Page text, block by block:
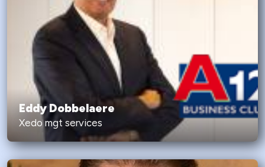
Eddy Dobbelaere
Xedo mgt services